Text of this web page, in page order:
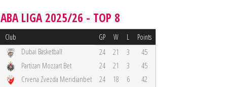
ABA LIGA 2025/26 - TOP 8
Club GP W L Points
Dubai Basketball 24 21 3
45
Partizan Mozzart Bet 24 21 3
45
Crvena Zvezda Meridianbet 24 18 6
42